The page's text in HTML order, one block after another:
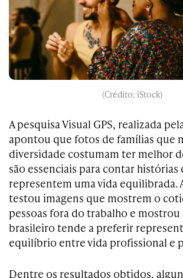
(Crédito: iStock)
A pesquisa Visual GPS, realizada
apontou que fotos de famílias que
diversidade costumam ter melhor
são essenciais para contar histórias
representem uma vida equilibrada.
testou imagens que mostrem o
pessoas fora do trabalho e
brasileiro tende a preferir
equilíbrio entre vida profissional e
Dentre os resultados obtidos,